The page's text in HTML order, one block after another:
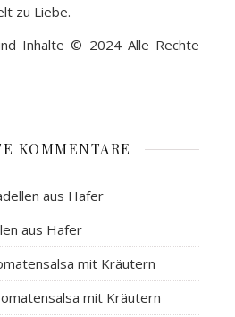
zu Liebe.
Inhalte © 2024 Alle Rechte
KOMMENTARE
aus Hafer
aus Hafer
mit Kräutern
mit Kräutern